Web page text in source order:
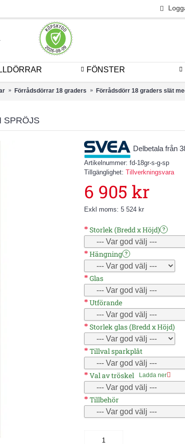
FÖNSTER
Förrådsdörrar 18 graders Förrådsdörr 18 graders slät
SPRÖJS
Delbetala från
Artikelnummer: fd-18gr-s-g-sp
Tillgänglighet: Tillverkningsvara
6 905 kr
Exkl moms: 5 524 kr
Storlek (Bredd x Höjd) ?
Hängning ?
Glas
Utförande
Storlek glas (Bredd x Höjd)
Tillval sparkplåt
Val av tröskel Ladda ner
Tillbehör